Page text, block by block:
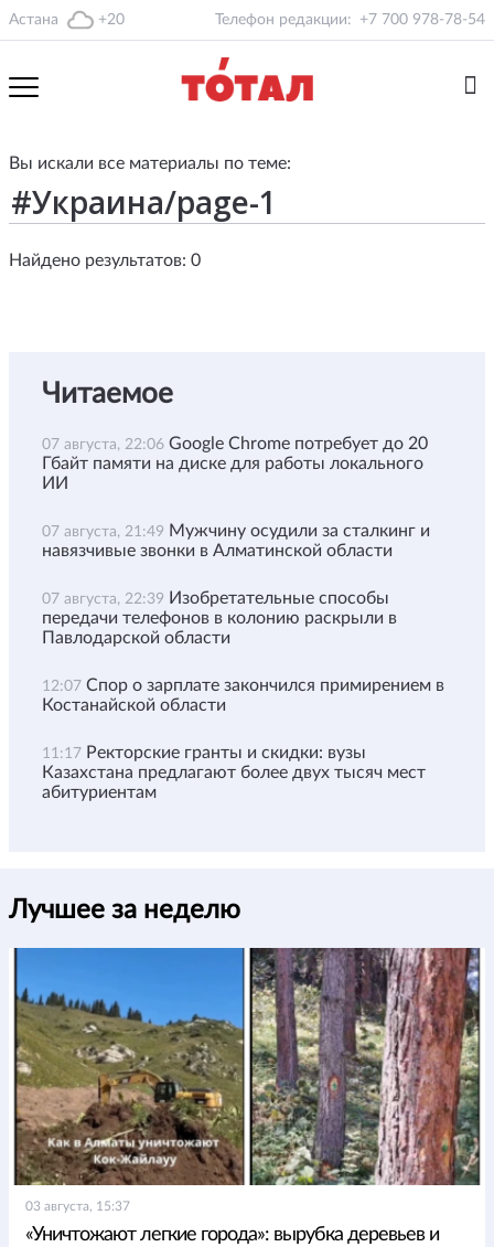
Астана +20 Телефон редакции: +7 700 978-78-54
Вы искали все материалы по теме:
Найдено результатов: 0
Читаемое
07 августа, 22:06 Google Chrome потребует до 20
Гбайт памяти на диске для работы локального
ИИ
07 августа, 21:49 Мужчину осудили за сталкинг и
навязчивые звонки в Алматинской области
07 августа, 22:39 Изобретательные способы
передачи телефонов в колонию раскрыли в
Павлодарской области
12:07 Спор о зарплате закончился примирением в
Костанайской области
11:17 Ректорские гранты и скидки: вузы
Казахстана предлагают более двух тысяч мест
абитуриентам
Лучшее за неделю
03 августа, 15:37
«Уничтожают легкие города»: вырубка деревьев и